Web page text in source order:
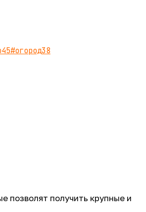
45#огород38
позволят получить крупные и